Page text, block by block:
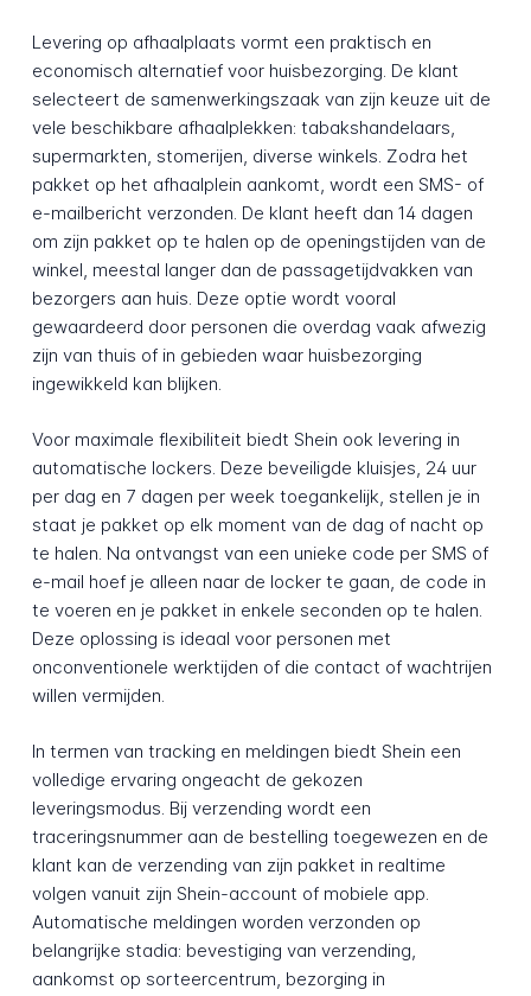
Levering op afhaalplaats vormt een praktisch en
economisch alternatief voor huisbezorging. De klant
selecteert de samenwerkingszaak van zijn keuze uit de
vele beschikbare afhaalplekken: tabakshandelaars,
supermarkten, stomerijen, diverse winkels. Zodra het
pakket op het afhaalplein aankomt, wordt een SMS- of
e-mailbericht verzonden. De klant heeft dan 14 dagen
om zijn pakket op te halen op de openingstijden van de
winkel, meestal langer dan de passagetijdvakken van
bezorgers aan huis. Deze optie wordt vooral
gewaardeerd door personen die overdag vaak afwezig
zijn van thuis of in gebieden waar huisbezorging
ingewikkeld kan blijken.
Voor maximale flexibiliteit biedt Shein ook levering in
automatische lockers. Deze beveiligde kluisjes, 24 uur
per dag en 7 dagen per week toegankelijk, stellen je in
staat je pakket op elk moment van de dag of nacht op
te halen. Na ontvangst van een unieke code per SMS of
e-mail hoef je alleen naar de locker te gaan, de code in
te voeren en je pakket in enkele seconden op te halen.
Deze oplossing is ideaal voor personen met
onconventionele werktijden of die contact of wachtrijen
willen vermijden.
In termen van tracking en meldingen biedt Shein een
volledige ervaring ongeacht de gekozen
leveringsmodus. Bij verzending wordt een
traceringsnummer aan de bestelling toegewezen en de
klant kan de verzending van zijn pakket in realtime
volgen vanuit zijn Shein-account of mobiele app.
Automatische meldingen worden verzonden op
belangrijke stadia: bevestiging van verzending,
aankomst op sorteercentrum, bezorging in